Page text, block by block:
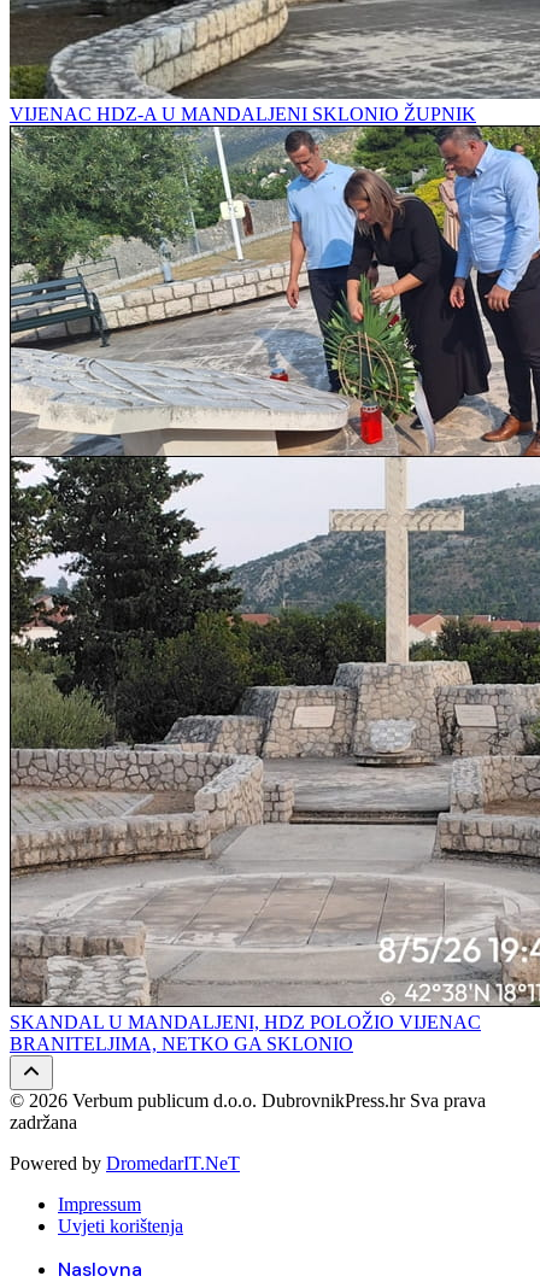
VIJENAC HDZ-A U MANDALJENI SKLONIO ŽUPNIK
SKANDAL U MANDALJENI, HDZ POLOŽIO VIJENAC
BRANITELJIMA, NETKO GA SKLONIO
© 2026 Verbum publicum d.o.o. DubrovnikPress.hr Sva prava
zadržana
Powered by DromedarIT.NeT
Impressum
Uvjeti korištenja
Naslovna